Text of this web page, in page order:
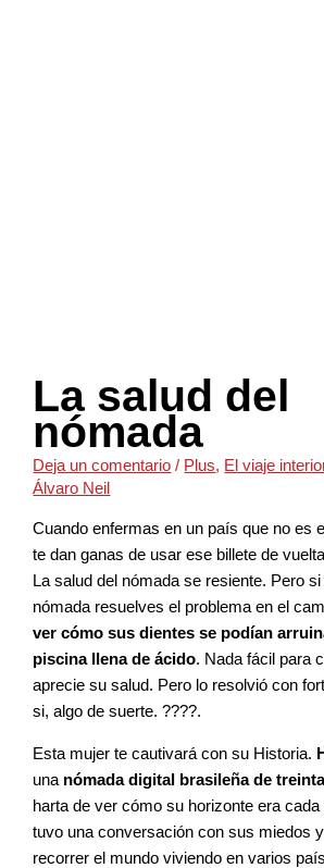
La salud del
nómada
Deja un comentario / Plus, El viaje
Álvaro Neil
Cuando enfermas en un país que no es
te dan ganas de usar ese billete de
La salud del nómada se resiente. Pero
nómada resuelves el problema en el
ver cómo sus dientes se podían
piscina llena de ácido. Nada fácil para
aprecie su salud. Pero lo resolvió con
si, algo de suerte. ????.
Esta mujer te cautivará con su Historia.
una nómada digital brasileña de
harta de ver cómo su horizonte era
tuvo una conversación con sus miedos
recorrer el mundo viviendo en varios